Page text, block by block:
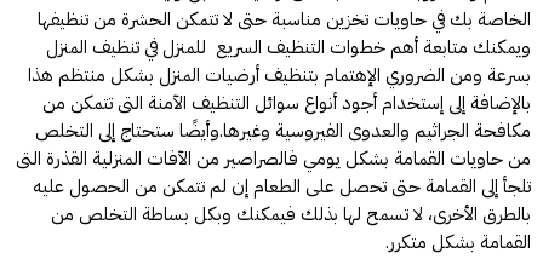
الخاصة بك في حاويات تخزين مناسبة حتى لا تتمكن الحشرة من تنظيفها
ويمكنك متابعة أهم خطوات التنظيف السريع للمنزل في تنظيف المنزل
بسرعة ومن الضروري الإهتمام بتنظيف أرضيات المنزل بشكل منتظم هذا
بالإضافة إلى إستخدام أجود أنواع سوائل التنظيف الآمنة التى تتمكن من
مكافحة الجراثيم والعدوى الفيروسية وغيرها.وأيضًا ستحتاج إلى التخلص
من حاويات القمامة بشكل يومي فالصراصير من الآفات المنزلية القذرة التى
تلجأ إلى القمامة حتى تحصل على الطعام إن لم تتمكن من الحصول عليه
بالطرق الأخرى، لا تسمح لها بذلك فيمكنك وبكل بساطة التخلص من
القمامة بشكل متكرر.